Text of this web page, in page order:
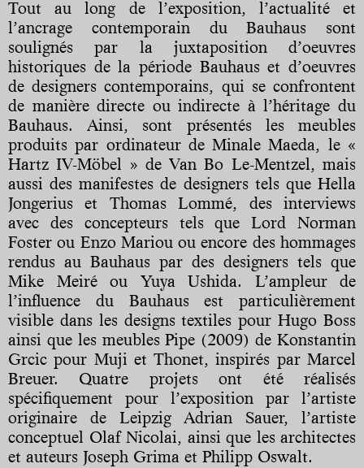
Tout au long de l’exposition, l’actualité et
l’ancrage contemporain du Bauhaus sont
soulignés par la juxtaposition d’oeuvres
historiques de la période Bauhaus et d’oeuvres
de designers contemporains, qui se confrontent
de manière directe ou indirecte à l’héritage du
Bauhaus. Ainsi, sont présentés les meubles
produits par ordinateur de Minale Maeda, le «
Hartz IV-Möbel » de Van Bo Le-Mentzel, mais
aussi des manifestes de designers tels que Hella
Jongerius et Thomas Lommé, des interviews
avec des concepteurs tels que Lord Norman
Foster ou Enzo Mariou ou encore des hommages
rendus au Bauhaus par des designers tels que
Mike Meiré ou Yuya Ushida. L’ampleur de
l’influence du Bauhaus est particulièrement
visible dans les designs textiles pour Hugo Boss
ainsi que les meubles Pipe (2009) de Konstantin
Grcic pour Muji et Thonet, inspirés par Marcel
Breuer. Quatre projets ont été réalisés
spécifiquement pour l’exposition par l’artiste
originaire de Leipzig Adrian Sauer, l’artiste
conceptuel Olaf Nicolai, ainsi que les architectes
et auteurs Joseph Grima et Philipp Oswalt.